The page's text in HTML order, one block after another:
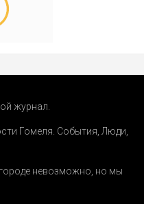
журнал.
Гомеля. События Люди
невозможно, но мы